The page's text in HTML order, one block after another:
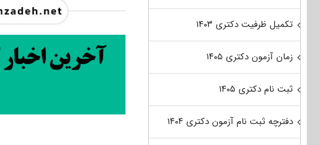
تکمیل ظرفیت دکتری ۱۴۰۳
زمان آزمون دکتری ۱۴۰۵
ثبت نام دکتری ۱۴۰۵
دفترچه ثبت نام آزمون دکتری ۱۴۰۴